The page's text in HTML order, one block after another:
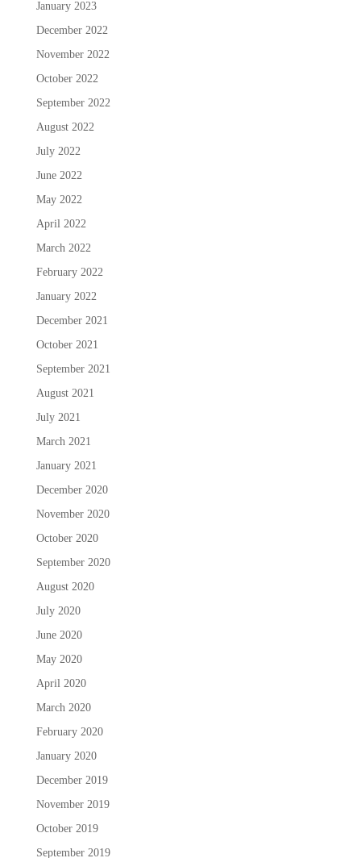
January 2023
December 2022
November 2022
October 2022
September 2022
August 2022
July 2022
June 2022
May 2022
April 2022
March 2022
February 2022
January 2022
December 2021
October 2021
September 2021
August 2021
July 2021
March 2021
January 2021
December 2020
November 2020
October 2020
September 2020
August 2020
July 2020
June 2020
May 2020
April 2020
March 2020
February 2020
January 2020
December 2019
November 2019
October 2019
September 2019